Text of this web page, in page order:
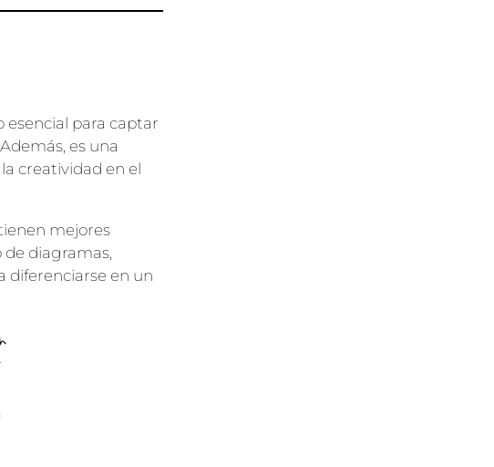
esencial para captar
es una
creatividad en el
mejores
de diagramas,
diferenciarse en un